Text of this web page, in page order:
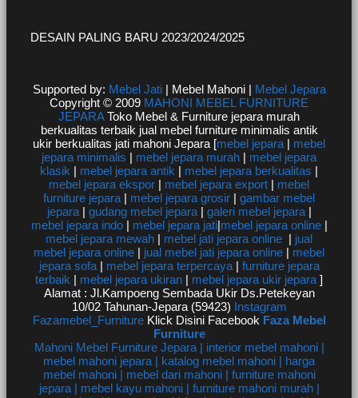
DESAIN PALING BARU 2023/2024/2025
Supported by: Mebel Jati| Mebel Mahoni | Mebel Jepara
Copyright © 2009 MAHONI MEBEL FURNITURE
JEPARAToko Mebel & Furniture jepara murah
berkualitas terbaik jual mebel furniture minimalis antik
ukir berkualitas jati mahoni Jepara [mebel jepara | mebel
jepara minimalis | mebel jepara murah | mebel jepara
klasik | mebel jepara antik | mebel jepara berkualitas |
mebel jepara ekspor | mebel jepara export | mebel
furniture jepara | mebel jepara grosir | gambar mebel
jepara| gudang mebel jepara| galeri mebel jepara|
mebel jepara indo| mebel jepara jati|mebel jepara online|
mebel jepara mewah | mebel jati jepara online | jual
mebel jepara online | jual mebel jati jepara online | mebel
jepara sofa| mebel jepara terpercaya| furniture jepara
terbaik | mebel jepara ukiran | mebel jepara ukir jepara ]
Alamat : Jl.Kampoeng Sembada Ukir Ds.Petekeyan
10/02 Tahunan-Jepara (59423) Instagram
Fazamebel_FurnitureKlick Disini Facebook Faza Mebel
Furniture
Mahoni Mebel Furniture Jepara | interior mebel mahoni |
mebel mahoni jepara | katalog mebel mahoni | harga
mebel mahoni | mebel dari mahoni | furniture mahoni
jepara | mebel kayu mahoni | furniture mahoni murah |